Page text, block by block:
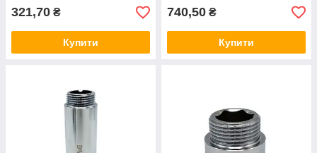
321,70 ₴
Купити
740,50 ₴
Купити